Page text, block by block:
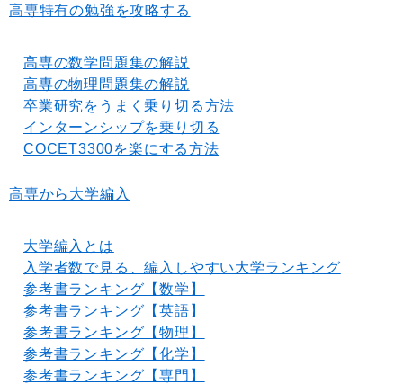
高専特有の勉強を攻略する
高専の数学問題集の解説
高専の物理問題集の解説
卒業研究をうまく乗り切る方法
インターンシップを乗り切る
COCET3300を楽にする方法
高専から大学編入
大学編入とは
入学者数で見る、編入しやすい大学ランキング
参考書ランキング【数学】
参考書ランキング【英語】
参考書ランキング【物理】
参考書ランキング【化学】
参考書ランキング【専門】